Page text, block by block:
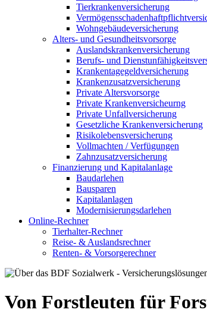
Tierkrankenversicherung
Wohngebäudeversicherung
Alters- und Gesundheitsvorsorge
Auslandskrankenversicherung
Berufs- und
Krankentagegeldversicherung
Krankenzusatzversicherung
Private Altersvorsorge
Private Krankenversicheurng
Private Unfallversicherung
Gesetzliche Krankenversicherung
Risikolebensversicherung
Vollmachten / Verfügungen
Zahnzusatzversicherung
Finanzierung und Kapitalanlage
Baudarlehen
Bausparen
Kapitalanlagen
Modernisierungsdarlehen
Online-Rechner
Tierhalter-Rechner
Reise- & Auslandsrechner
Renten- & Vorsorgerechner
Von Forstleuten für